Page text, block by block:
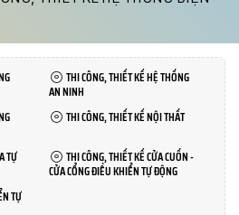
THI CÔNG, THIẾT KẾ HỆ THỐNG
AN NINH
THI CÔNG, THIẾT KẾ NỘI THẤT
TỰ THI CÔNG, THIẾT KẾ CỬA CUỐN -
CỬA CỔNG ĐIỀU KHIỂN TỰ ĐỘNG
TỰ